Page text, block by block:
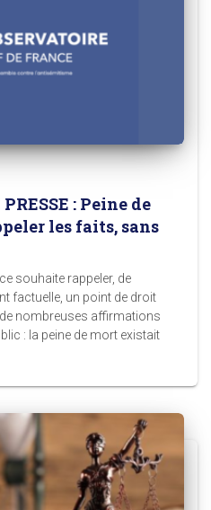
: Peine de
les faits, sans
souhaite rappeler, de
factuelle, un point de droit
nombreuses affirmations
: la peine de mort existait